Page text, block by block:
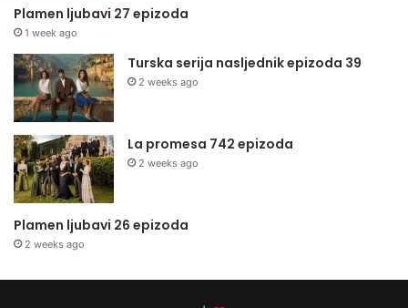
Plamen ljubavi 27 epizoda
1 week ago
Turska serija nasljednik epizoda 39
2 weeks ago
La promesa 742 epizoda
2 weeks ago
Plamen ljubavi 26 epizoda
2 weeks ago